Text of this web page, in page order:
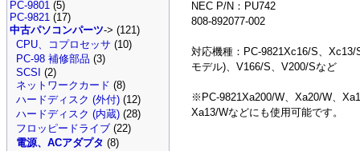
NEC P/N：PU742
808-892077-002
対応機種：PC-9821Xc16/S、Xc13/
モデル)、V166/S、V200/Sなど
※PC-9821Xa200/W、Xa20/W、
Xa13/Wなどにも使用可能です。
PC-9801 (5)
PC-9821 (17)
中古パソコンパーツ-> (121)
CPU、コプロセッサ (10)
PC-98 補修部品 (3)
SCSI (2)
ネットワークカード (8)
ハードディスク (外付) (12)
ハードディスク (内蔵) (28)
フロッピードライブ (22)
電源、ACアダプタ (8)